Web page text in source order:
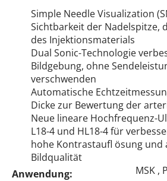
Simple Needle Visualization
Sichtbarkeit der Nadelspitze,
des Injektionsmaterials
Dual Sonic-Technologie
Bildgebung, ohne
verschwenden
Automatische
Dicke zur Bewertung der
Neue lineare Hochfrequenz-
L18-4 und HL18-4 für
hohe Kontrastaufl ösung und
Bildqualität
Anwendung:
MSK ,